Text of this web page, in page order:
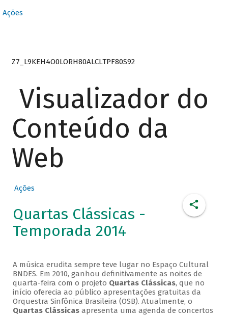
Ações
Z7_L9KEH4O0LORH80ALCLTPF80S92
Visualizador do
Conteúdo da
Web
Ações
Quartas Clássicas -
Temporada 2014
A música erudita sempre teve lugar no Espaço Cultural
BNDES. Em 2010, ganhou definitivamente as noites de
quarta-feira com o projeto Quartas Clássicas, que no
início oferecia ao público apresentações gratuitas da
Orquestra Sinfônica Brasileira (OSB). Atualmente, o
Quartas Clássicasapresenta uma agenda de concertos